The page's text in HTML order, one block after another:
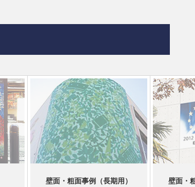
壁面・粗面事例（長期用） 壁面・